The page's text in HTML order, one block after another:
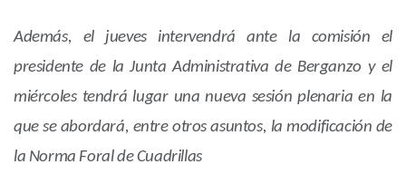
Además, el jueves intervendrá ante la comisión el
presidente de la Junta Administrativa de Berganzo y el
miércoles tendrá lugar una nueva sesión plenaria en la
que se abordará, entre otros asuntos, la modificación de
la Norma Foral de Cuadrillas